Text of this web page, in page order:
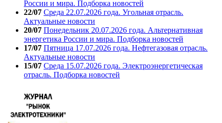
России и мира. Подборка новостей
22/07 Среда 22.07.2026 года. Угольная отрасль.
Актуальные новости
20/07 Понедельник 20.07.2026 года. Альтернативная
энергетика России и мира. Подборка новостей
17/07 Пятница 17.07.2026 года. Нефтегазовая отрасль.
Актуальные новости
15/07 Среда 15.07.2026 года. Электроэнергетическая
отрасль. Подборка новостей